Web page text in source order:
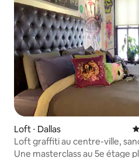
Loft ⋅ Dallas
Loft graffiti au centre-ville,
cinématographique classé dans
​Une masterclass au 5e étage